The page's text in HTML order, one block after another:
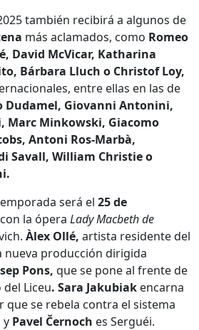
también recibirá a algunos de
más aclamados, como Romeo
David McVicar, Katharina
Bárbara Lluch o Christof Loy,
entre ellas en las de
Dudamel, Giovanni Antonini,
Marc Minkowski, Giacomo
Antoni Ros-Marbà,
Savall, William Christie o
será el 25 de
con la ópera Lady Macbeth de
Àlex Ollé, artista residente del
nueva producción dirigida
Pons, que se pone al frente de
Liceu. Sara Jakubiak encarna
que se rebela contra el sistema
y Pavel Černoch es Serguéi.